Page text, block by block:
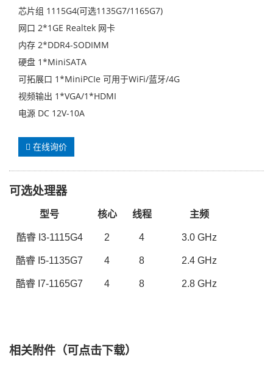
芯片组 1115G4(可选1135G7/1165G7)
网口 2*1GE Realtek 网卡
内存 2*DDR4-SODIMM
硬盘 1*MiniSATA
可拓展口 1*MiniPCIe 可用于WiFi/蓝牙/4G
视频输出 1*VGA/1*HDMI
电源 DC 12V-10A
在线询价
可选处理器
型号 核心 线程 主频
酷睿 I3-1115G4 2 4 3.0 GHz
酷睿 I5-1135G7 4 8 2.4 GHz
酷睿 I7-1165G7 4 8 2.8 GHz
相关附件（可点击下载）